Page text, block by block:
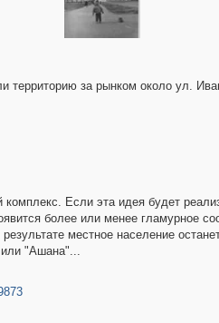
территорию за рынком около ул.
Если эта идея будет
более или менее гламурное
местное население
или "Ашана"...